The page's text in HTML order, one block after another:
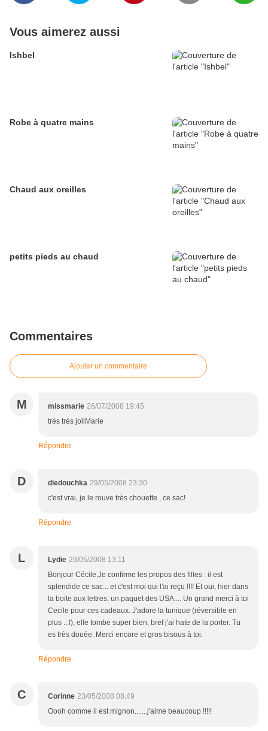
Vous aimerez aussi
Ishbel
Robe à quatre mains
Chaud aux oreilles
petits pieds au chaud
Commentaires
Ajouter un commentaire
M missmarie 26/07/2008 19:45
très très joliMarie
Répondre
D diedouchka 29/05/2008 23:30
c'est vrai, je le rouve très chouette , ce sac!
Répondre
L Lydie 29/05/2008 13:11
Bonjour Cécile,Je confirme les propos des filles : il est
splendide ce sac... et c'est moi qui l'ai reçu !!!! Et oui, hier dans
la boite aux lettres, un paquet des USA.... Un grand merci à toi
Cecile pour ces cadeaux. J'adore la tunique (réversible en
plus ...!), elle tombe super bien, bref j'ai hate de la porter. Tu
es très douée. Merci encore et gros bisous à toi.
Répondre
C Corinne 23/05/2008 08:49
Oooh comme il est mignon.......j'aime beaucoup !!!!!